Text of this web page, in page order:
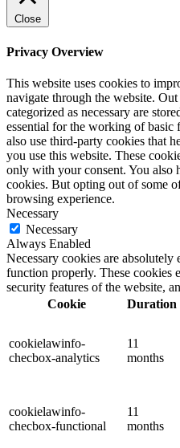
Close
Privacy Overview
This website uses cookies to
navigate through the website.
categorized as necessary are
essential for the working of basic
also use third-party cookies that
you use this website. These
only with your consent. You also
cookies. But opting out of some
browsing experience.
Necessary
Necessary
Always Enabled
Necessary cookies are absolutely
function properly. These cookies
security features of the website,
Cookie
Duration
cookielawinfo-
checbox-analytics
11
months
cookielawinfo-
checbox-functional
11
months